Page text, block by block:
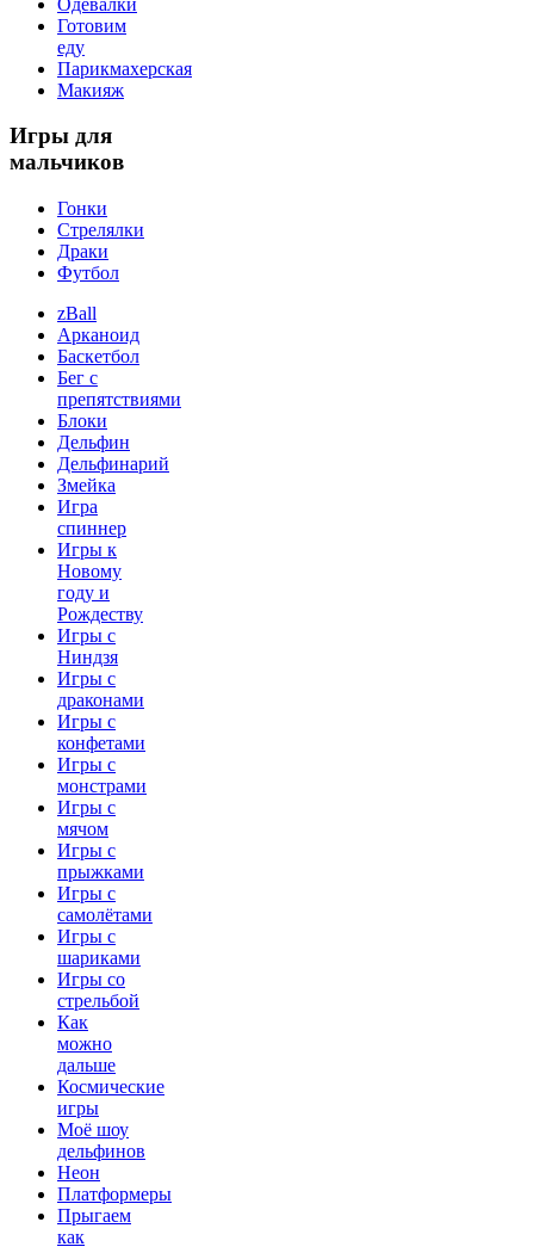
Готовим
еду
Парикмахерская
Макияж
Игры для
мальчиков
Гонки
Стрелялки
Драки
Футбол
zBall
Арканоид
Баскетбол
Бег с
препятствиями
Блоки
Дельфин
Дельфинарий
Змейка
Игра
спиннер
Игры к
Новому
году и
Рождеству
Игры с
Ниндзя
Игры с
драконами
Игры с
конфетами
Игры с
монстрами
Игры с
мячом
Игры с
прыжками
Игры с
самолётами
Игры с
шариками
Игры со
стрельбой
Как
можно
дальше
Космические
игры
Моё шоу
дельфинов
Неон
Платформеры
Прыгаем
как